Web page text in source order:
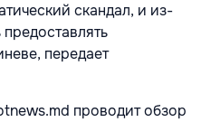
скандал, и из-
передает
проводит обзор